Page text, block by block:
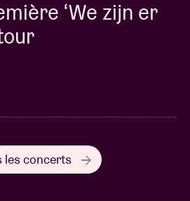
‘We zijn er
les concerts